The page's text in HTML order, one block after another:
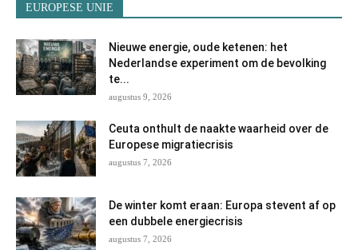
EUROPESE UNIE
Nieuwe energie, oude ketenen: het
Nederlandse experiment om de bevolking
te...
augustus 9, 2026
Ceuta onthult de naakte waarheid over de
Europese migratiecrisis
augustus 7, 2026
De winter komt eraan: Europa stevent af op
een dubbele energiecrisis
augustus 7, 2026